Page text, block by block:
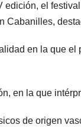
edición, el
Cabanilles,
en la que
en la que
de origen